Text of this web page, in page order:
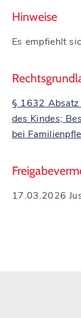
Hinweise
Es empfiehlt
§ 1632 Absatz
des Kindes;
bei
17.03.2026